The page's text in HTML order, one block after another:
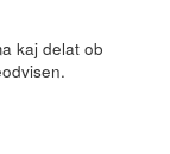
kaj delat ob